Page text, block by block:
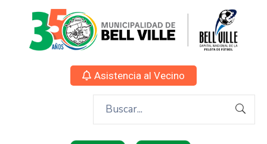
Asistencia al Vecino